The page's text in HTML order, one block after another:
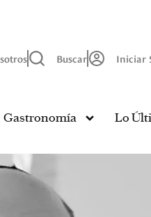
Buscar Iniciar
Gastronomía Lo